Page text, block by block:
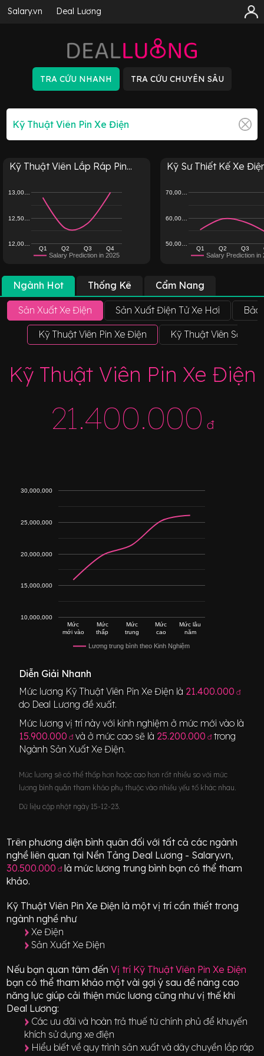
Salary.vn Deal Lương
Kỹ Thuật Viên Lắp Ráp Pin...
Salary Prediction in 2025
Q1 Q2 Q3 Q4
12,00…
12,50…
13,00…
Kỹ Sư Thiết Kế Xe
Salary Prediction in
Q1 Q2 Q3
50,00…
60,00…
70,00…
Ngành Hot Thống Kê Cẩm Nang
Sản Xuất Xe Điện Sản Xuất Điện Tử Xe Hơi Bảo
Kỹ Thuật Viên Pin Xe Điện Kỹ Thuật Viên Sản
Kỹ Thuật Viên Pin Xe Điện
21.400.000 đ
Lương trung bình theo Kinh Nghiệm
Mức
mới vào
Mức
thấp
Mức
trung
Mức
cao
Mức lâu
năm
10,000,000
15,000,000
20,000,000
25,000,000
30,000,000
Diễn Giải Nhanh
Mức lương Kỹ Thuật Viên Pin Xe Điện là 21.400.000 đ
do Deal Lương đề xuất.
Mức lương vị trí này với kinh nghiệm ở mức mới vào là
15.900.000 đ và ở mức cao sẽ là 25.200.000 đ trong
NgànhSản Xuất Xe Điện.
Mức lương sẽ có thể thấp hơn hoặc cao hơn rất nhiều so với mức
lương bình quân tham khảo phụ thuộc vào nhiều yếu tố khác nhau.
Dữ liệu cập nhật ngày 15-12-23.
Trên phương diện bình quân đối với tất cả các ngành
nghề liên quan tại Nền Tảng Deal Lương - Salary.vn,
30.500.000 đlà mức lương trung bình bạn có thể tham
khảo.
Kỹ Thuật Viên Pin Xe Điện là một vị trícần thiết trong
ngành nghề như
Xe Điện
Sản Xuất Xe Điện
Nếu bạn quan tâm đến Vị trí Kỹ Thuật Viên Pin Xe Điện
bạn có thể tham khảo một vài gợi ý sau để nâng cao
năng lực giúp cải thiện mức lương cũng như vị thế khi
Deal Lương:
Các ưu đãi và hoàn trả thuế từ chính phủ để khuyến
khích sử dụng xe điện
Hiểu biết về quy trình sản xuất và dây chuyền lắp ráp